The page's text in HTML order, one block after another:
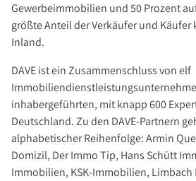
Newsletter Investment
Immobilie kaufen
Immobilienmarkt
Suchauftrag Wohnen
Services
Bauträger / Projektentwickler
Hausverwaltung
Gewerbeimmobilien und 50 Prozent
größte Anteil der Verkäufer und Käufer
Inland.
DAVE ist ein Zusammenschluss von elf
inhabergeführten, mit knapp 600
Deutschland. Zu den DAVE-Partnern
alphabetischer Reihenfolge: Armin
Domizil, Der Immo Tip, Hans Schütt
Immobilien, KSK-Immobilien, Limbach